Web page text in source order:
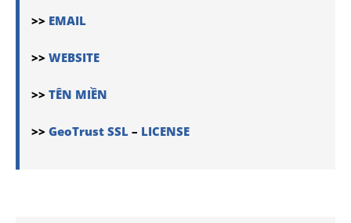
>> EMAIL
>> WEBSITE
>> TÊN MIỀN
>> GeoTrust SSL – LICENSE